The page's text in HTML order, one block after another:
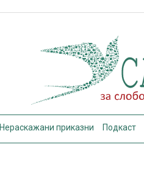
Нераскажани приказни Подкаст